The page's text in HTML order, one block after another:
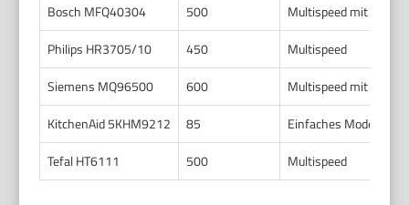
Bosch MFQ40304
500
Multispeed mit
Philips HR3705/10
450
Multispeed
Siemens MQ96500
600
Multispeed mit
KitchenAid 5KHM9212
85
Einfaches Modell
Tefal HT6111
500 Multispeed